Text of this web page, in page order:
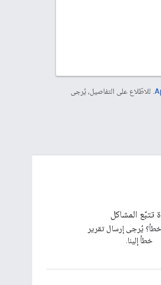
. للاطّلاع على التفاصيل، يُرجى
تتبّع المشاكل
يُرجى إرسال تقرير
خطأ إلينا.